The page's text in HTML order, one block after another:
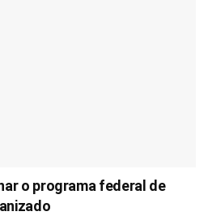
o programa federal de